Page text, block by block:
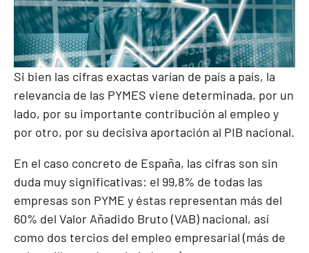
Si bien las cifras exactas varían de país a país, la
relevancia de las PYMES viene determinada, por un
lado, por su importante contribución al empleo y
por otro, por su decisiva aportación al PIB nacional.
En el caso concreto de España, las cifras son sin
duda muy significativas: el 99,8% de todas las
empresas son PYME y éstas representan más del
60% del Valor Añadido Bruto (VAB) nacional, así
como dos tercios del empleo empresarial (más de